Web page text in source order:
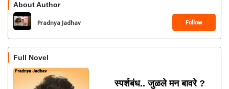
About Author
Pradnya Jadhav Follow
Full Novel
स्पर्शबंध.. जुळले मन बावरे ?